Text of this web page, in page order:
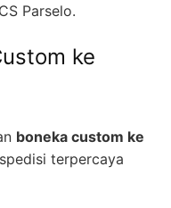
Parselo.
ke
boneka custom ke
terpercaya